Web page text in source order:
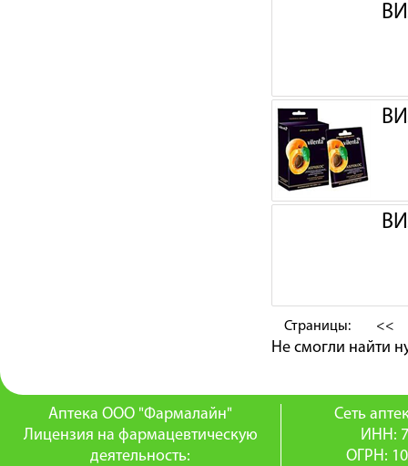
Страницы: <<
Не смогли найти
Аптека ООО "Фармалайн"
Лицензия на фармацевтическую
деятельность:
Сеть
ИНН:
ОГРН: